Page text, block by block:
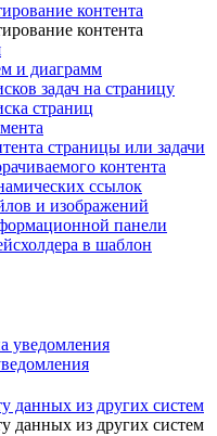
контента
контента
и диаграмм
задач на страницу
страниц
страницы или задачи
контента
ссылок
и изображений
панели
в шаблон
уведомления
данных из других систем
данных из других систем